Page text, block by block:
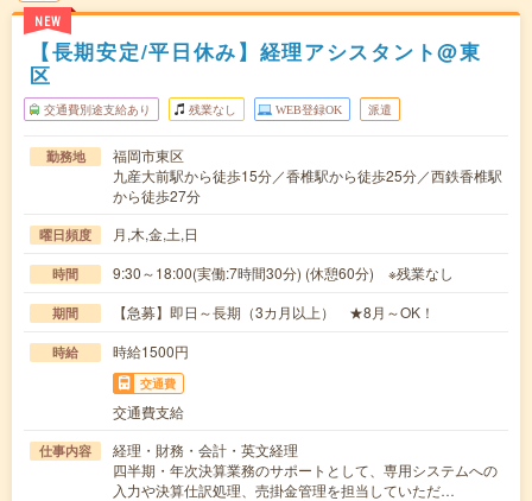
NEW
【長期安定/平日休み】経理アシスタント@東
区
交通費別途支給あり 残業なし WEB登録OK 派遣
勤務地
福岡市東区
九産大前駅から徒歩15分／香椎駅から徒歩25分／西鉄香椎駅
から徒歩27分
曜日頻度 月,木,金,土,日
時間 9:30～18:00(実働:7時間30分) (休憩60分) ※残業なし
期間 【急募】即日～長期（3カ月以上） ★8月～OK！
時給 時給1500円
交通費
交通費支給
仕事内容
経理・財務・会計・英文経理
四半期・年次決算業務のサポートとして、専用システムへの
入力や決算仕訳処理、売掛金管理を担当していただ…